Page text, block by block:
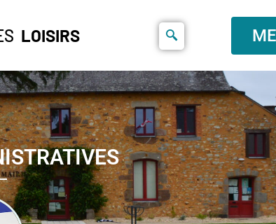
LOISIRS